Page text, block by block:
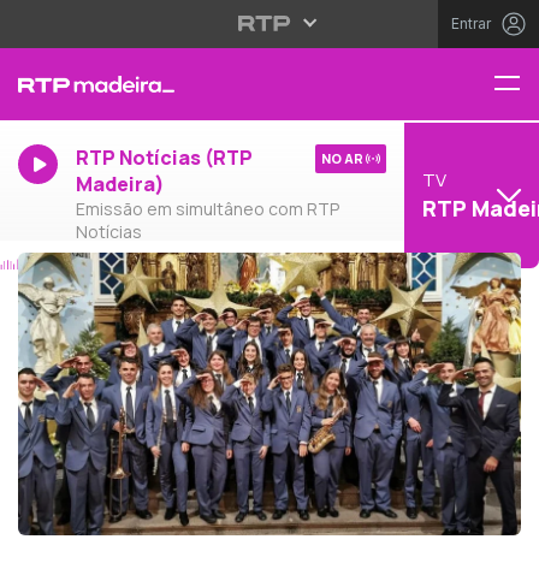
Entrar
RTP Notícias (RTP
Madeira)
Emissão em simultâneo com RTP
Notícias
NO AR
TV
RTP